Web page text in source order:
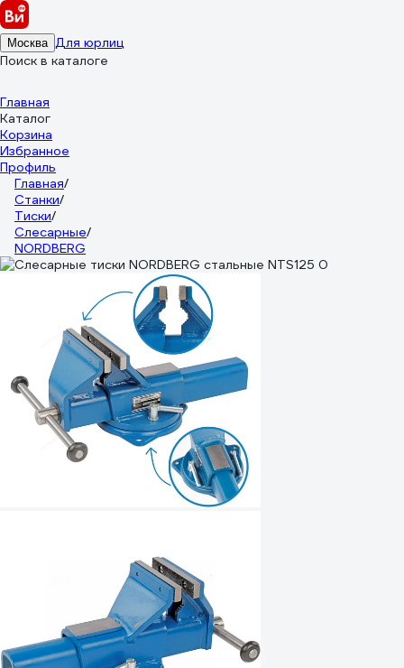
Москва Для юрлиц
Поиск в каталоге
Главная
Каталог
Корзина
Избранное
Профиль
Главная/
Станки/
Тиски/
Слесарные/
NORDBERG